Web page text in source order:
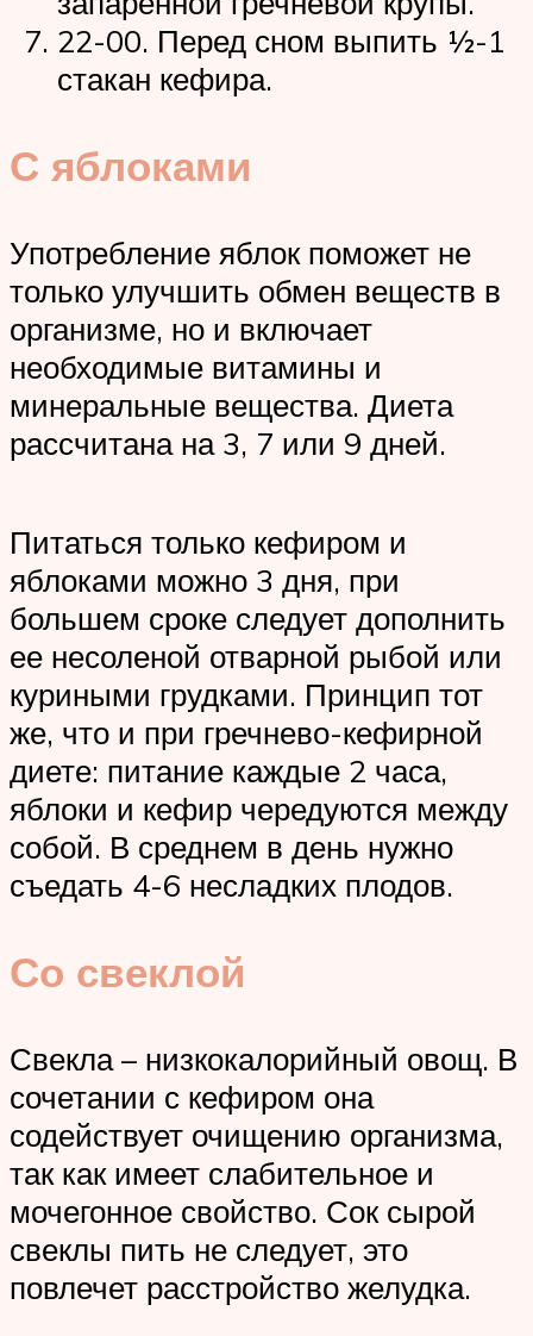
22-00. Перед сном выпить ½-1
стакан кефира.
С яблоками
Употребление яблок поможет не
только улучшить обмен веществ в
организме, но и включает
необходимые витамины и
минеральные вещества. Диета
рассчитана на 3, 7 или 9 дней.
Питаться только кефиром и
яблоками можно 3 дня, при
большем сроке следует дополнить
ее несоленой отварной рыбой или
куриными грудками. Принцип тот
же, что и при гречнево-кефирной
диете: питание каждые 2 часа,
яблоки и кефир чередуются между
собой. В среднем в день нужно
съедать 4-6 несладких плодов.
Со свеклой
Свекла – низкокалорийный овощ. В
сочетании с кефиром она
содействует очищению организма,
так как имеет слабительное и
мочегонное свойство. Сок сырой
свеклы пить не следует, это
повлечет расстройство желудка.